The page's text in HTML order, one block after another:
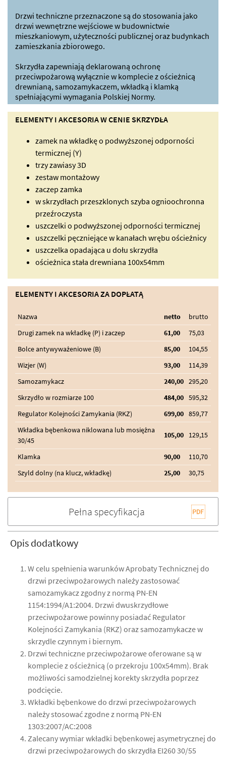
Drzwi techniczne przeznaczone są do stosowania jako
drzwi wewnętrzne wejściowe w budownictwie
mieszkaniowym, użyteczności publicznej oraz budynkach
zamieszkania zbiorowego.
Skrzydła zapewniają deklarowaną ochronę
przeciwpożarową wyłącznie w komplecie z ościeżnicą
drewnianą, samozamykaczem, wkładką i klamką
spełniającymi wymagania Polskiej Normy.
ELEMENTY I AKCESORIA W CENIE SKRZYDŁA
zamek na wkładkę o podwyższonej odporności
termicznej (Y)
trzy zawiasy 3D
zestaw montażowy
zaczep zamka
w skrzydłach przeszklonych szyba ognioochronna
przeźroczysta
uszczelki o podwyższonej odporności termicznej
uszczelki pęczniejące w kanałach wrębu ościeżnicy
uszczelka opadająca u dołu skrzydła
ościeżnica stała drewniana 100x54mm
ELEMENTY I AKCESORIA ZA DOPŁATĄ
Nazwa netto
brutto
Drugi zamek na wkładkę (P) i zaczep
61,00
75,03
Bolce antywyważeniowe (B)
85,00
104,55
Wizjer (W)
93,00
114,39
Samozamykacz
240,00 295,20
Skrzydło w rozmiarze 100
484,00 595,32
Regulator Kolejności Zamykania (RKZ)
699,00 859,77
Wkładka bębenkowa niklowana lub mosiężna
30/45
105,00 129,15
Klamka 90,00
110,70
Szyld dolny (na klucz, wkładkę)
25,00 30,75
Pełna specyfikacja
Opis dodatkowy
W celu spełnienia warunków Aprobaty Technicznej do
drzwi przeciwpożarowych należy zastosować
samozamykacz zgodny z normą PN-EN
1154:1994/A1:2004. Drzwi dwuskrzydłowe
przeciwpożarowe powinny posiadać Regulator
Kolejności Zamykania (RKZ) oraz samozamykacze w
skrzydle czynnym i biernym.
Drzwi techniczne przeciwpożarowe oferowane są w
komplecie z ościeżnicą (o przekroju 100x54mm). Brak
możliwości samodzielnej korekty skrzydła poprzez
podcięcie.
Wkładki bębenkowe do drzwi przeciwpożarowych
należy stosować zgodne z normą PN-EN
1303:2007/AC:2008
Zalecany wymiar wkładki bębenkowej asymetrycznej do
drzwi przeciwpożarowych do skrzydła EI260 30/55